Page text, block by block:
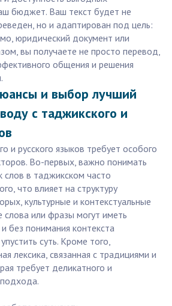
бюджет. Ваш текст будет не
но и адаптирован под цель:
юридический документ или
вы получаете не просто перевод,
общения и решения
и выбор лучший
с таджикского и
и русского языков требует особого
Во-первых, важно понимать
слов в таджикском часто
что влияет на структуру
культурные и контекстуальные
слова или фразы могут иметь
без понимания контекста
суть. Кроме того,
лексика, связанная с традициями и
требует деликатного и